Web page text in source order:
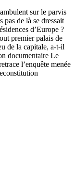
sur le parvis
pas de là se dressait
d’Europe ?
premier palais de
de la capitale, a-t-il
documentaire Le
l’enquête menée